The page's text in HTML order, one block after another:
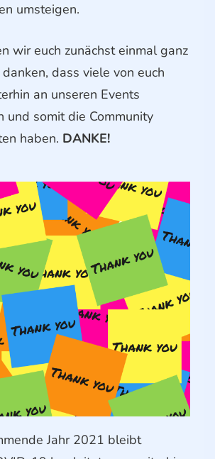
umsteigen.
wir euch zunächst einmal ganz
dass viele von euch
an unseren Events
und somit die Community
haben. DANKE!
Jahr 2021 bleibt